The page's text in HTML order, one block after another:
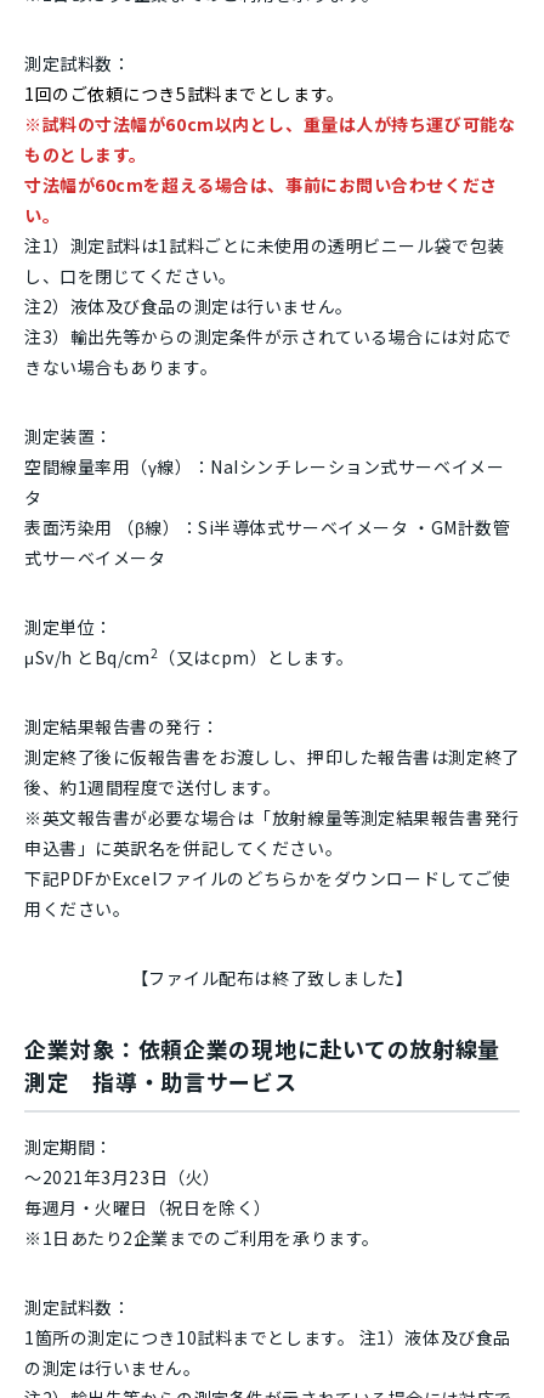
測定試料数：
1回のご依頼につき5試料までとします。
※試料の寸法幅が60cm以内とし、重量は人が持ち運び可能な
ものとします。
寸法幅が60cmを超える場合は、事前にお問い合わせくださ
い。
注1）測定試料は1試料ごとに未使用の透明ビニール袋で包装
し、口を閉じてください。
注2）液体及び食品の測定は行いません。
注3）輸出先等からの測定条件が示されている場合には対応で
きない場合もあります。
測定装置：
空間線量率用（γ線）：NaIシンチレーション式サーベイメー
タ
表面汚染用 （β線）：Si半導体式サーベイメータ ・GM計数管
式サーベイメータ
測定単位：
μSv/h とBq/cm2 （又はcpm）とします。
測定結果報告書の発行：
測定終了後に仮報告書をお渡しし、押印した報告書は測定終了
後、約1週間程度で送付します。
※英文報告書が必要な場合は「放射線量等測定結果報告書発行
申込書」に英訳名を併記してください。
下記PDFかExcelファイルのどちらかをダウンロードしてご使
用ください。
【ファイル配布は終了致しました】
企業対象：依頼企業の現地に赴いての放射線量
測定 指導・助言サービス
測定期間：
～2021年3月23日（火）
毎週月・火曜日（祝日を除く）
※1日あたり2企業までのご利用を承ります。
測定試料数：
1箇所の測定につき10試料までとします。 注1）液体及び食品
の測定は行いません。